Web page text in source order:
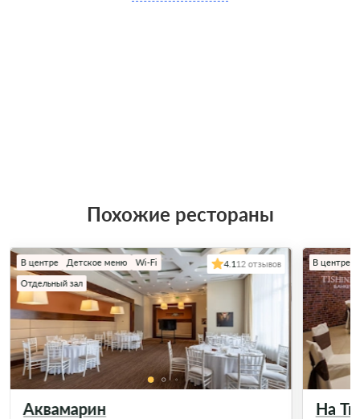
Похожие рестораны
Аквамарин
В центре Детское меню
Wi-Fi
Отдельный зал
4.1 12 отзывов
На
В центре